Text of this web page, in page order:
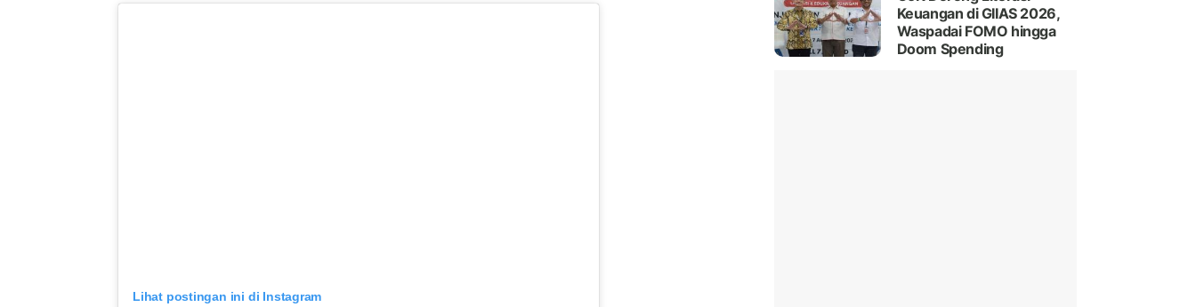
Lihat postingan ini di Instagram
Keuangan di GIIAS 2026,
Waspadai FOMO hingga
Doom Spending